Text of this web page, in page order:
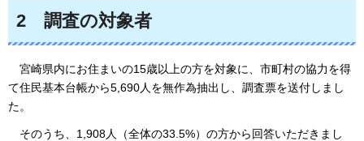
2 調査の対象者
宮崎県内にお住まいの15歳以上の方を対象に、市町村の協力を得
て住民基本台帳から5,690人を無作為抽出し、調査票を送付しまし
た。
そのう ち、1,908人（全体の33.5%）の方から回答いただきまし